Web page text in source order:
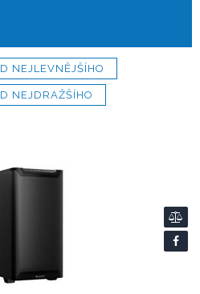
OD NEJLEVNĚJŠÍHO
OD NEJDRAŽŠÍHO